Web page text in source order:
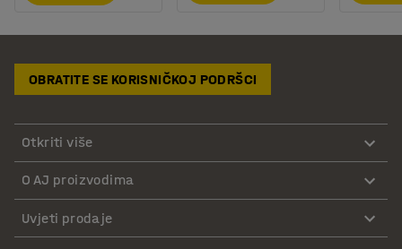
OBRATITE SE KORISNIČKOJ PODRŠCI
Otkriti više
O AJ proizvodima
Uvjeti prodaje